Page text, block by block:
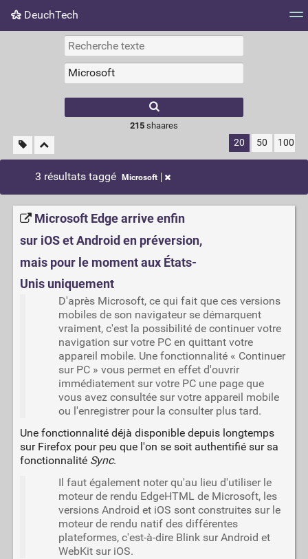
DeuchTech
Nuage de tags Mur d'images
215shaares
20 50 100
3 résultats taggé Microsoft
Microsoft Edge arrive enfin
sur iOS et Android en préversion,
mais pour le moment aux États-
Unis uniquement
D'après Microsoft, ce qui fait que ces versions
mobiles de son navigateur se démarquent
vraiment, c'est la possibilité de continuer votre
navigation sur votre PC en quittant votre
appareil mobile. Une fonctionnalité « Continuer
sur PC » vous permet en effet d'ouvrir
immédiatement sur votre PC une page que
vous avez consultée sur votre appareil mobile
ou l'enregistrer pour la consulter plus tard.
Une fonctionnalité déjà disponible depuis longtemps
sur Firefox pour peu que l'on se soit authentifié sur sa
fonctionnalité Sync.
Il faut également noter qu'au lieu d'utiliser le
moteur de rendu EdgeHTML de Microsoft, les
versions Android et iOS sont construites sur le
moteur de rendu natif des différentes
plateformes, c'est-à-dire Blink sur Android et
WebKit sur iOS.